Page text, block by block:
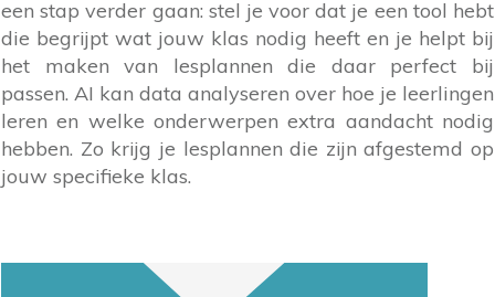
een stap verder gaan: stel je voor dat je een tool hebt
die begrijpt wat jouw klas nodig heeft en je helpt bij
het maken van lesplannen die daar perfect bij
passen. AI kan data analyseren over hoe je leerlingen
leren en welke onderwerpen extra aandacht nodig
hebben. Zo krijg je lesplannen die zijn afgestemd op
jouw specifieke klas.